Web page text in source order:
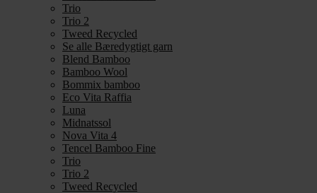
Trio
Trio 2
Tweed Recycled
Se alle Bæredygtigt garn
Blend Bamboo
Bamboo Wool
Bommix bamboo
Eco Vita Raffia
Luna
Midnatssol
Nova Vita 4
Tencel Bamboo Fine
Trio
Trio 2
Tweed Recycled